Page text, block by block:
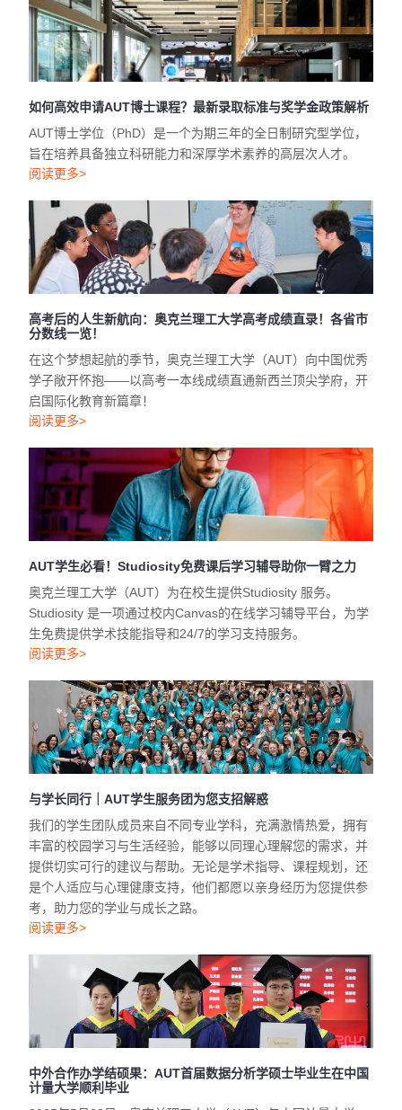
如何高效申请AUT博士课程？最新录取标准与奖学金政策解析
AUT博士学位（PhD）是一个为期三年的全日制研究型学位，
旨在培养具备独立科研能力和深厚学术素养的高层次人才。
阅读更多>
高考后的人生新航向：奥克兰理工大学高考成绩直录！各省市
分数线一览！
在这个梦想起航的季节，奥克兰理工大学（AUT）向中国优秀
学子敞开怀抱——以高考一本线成绩直通新西兰顶尖学府，开
启国际化教育新篇章！
阅读更多>
AUT学生必看！Studiosity免费课后学习辅导助你一臂之力
奥克兰理工大学（AUT）为在校生提供Studiosity 服务。
Studiosity 是一项通过校内Canvas的在线学习辅导平台，为学
生免费提供学术技能指导和24/7的学习支持服务。
阅读更多>
与学长同行｜AUT学生服务团为您支招解惑
我们的学生团队成员来自不同专业学科，充满激情热爱，拥有
丰富的校园学习与生活经验，能够以同理心理解您的需求，并
提供切实可行的建议与帮助。无论是学术指导、课程规划，还
是个人适应与心理健康支持，他们都愿以亲身经历为您提供参
考，助力您的学业与成长之路。
阅读更多>
中外合作办学结硕果：AUT首届数据分析学硕士毕业生在中国
计量大学顺利毕业